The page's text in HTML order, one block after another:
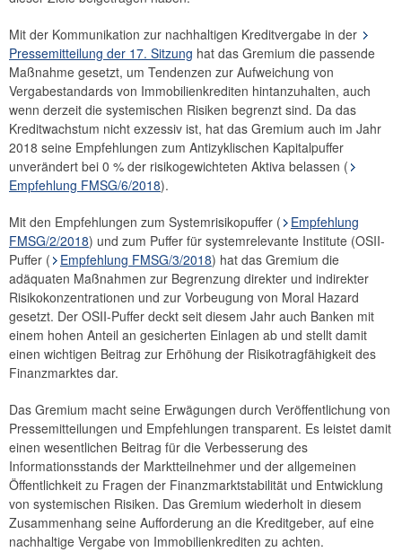
16. Sitzung
15. Sitzung
2017
2016
2014
Risikohinweise und Empfehlungen
Strategie
Jahresberichte
Internationales
FAQ
Kontakt
Mit der Kommunikation zur nachhaltigen Kreditvergabe in der
Pressemitteilung der 17. Sitzung hat das Gremium die passende
Maßnahme gesetzt, um Tendenzen zur Aufweichung von
Vergabestandards von Immobilienkrediten hintanzuhalten, auch
wenn derzeit die systemischen Risiken begrenzt sind. Da das
Kreditwachstum nicht exzessiv ist, hat das Gremium auch im Jahr
2018 seine Empfehlungen zum Antizyklischen Kapitalpuffer
unverändert bei 0 % der risikogewichteten Aktiva belassen (
Empfehlung FMSG/6/2018).
Mit den Empfehlungen zum Systemrisikopuffer (
Empfehlung
FMSG/2/2018) und zum Puffer für systemrelevante Institute (OSII-
Puffer (
Empfehlung FMSG/3/2018) hat das Gremium die
adäquaten Maßnahmen zur Begrenzung direkter und indirekter
Risikokonzentrationen und zur Vorbeugung von Moral Hazard
gesetzt. Der OSII-Puffer deckt seit diesem Jahr auch Banken mit
einem hohen Anteil an gesicherten Einlagen ab und stellt damit
einen wichtigen Beitrag zur Erhöhung der Risikotragfähigkeit des
Finanzmarktes dar.
Das Gremium macht seine Erwägungen durch Veröffentlichung von
Pressemitteilungen und Empfehlungen transparent. Es leistet damit
einen wesentlichen Beitrag für die Verbesserung des
Informationsstands der Marktteilnehmer und der allgemeinen
Öffentlichkeit zu Fragen der Finanzmarktstabilität und Entwicklung
von systemischen Risiken. Das Gremium wiederholt in diesem
Zusammenhang seine Aufforderung an die Kreditgeber, auf eine
nachhaltige Vergabe von Immobilienkrediten zu achten.